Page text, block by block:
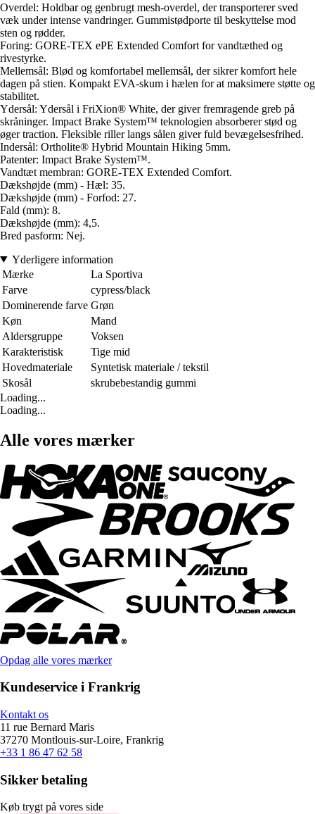
Overdel: Holdbar og genbrugt mesh-overdel, der transporterer sved
væk under intense vandringer. Gummistødporte til beskyttelse mod
sten og rødder.
Foring: GORE-TEX ePE Extended Comfort for vandtæthed og
rivestyrke.
Mellemsål: Blød og komfortabel mellemsål, der sikrer komfort hele
dagen på stien. Kompakt EVA-skum i hælen for at maksimere støtte og
stabilitet.
Ydersål: Ydersål i FriXion® White, der giver fremragende greb på
skråninger. Impact Brake System™ teknologien absorberer stød og
øger traction. Fleksible riller langs sålen giver fuld bevægelsesfrihed.
Indersål: Ortholite® Hybrid Mountain Hiking 5mm.
Patenter: Impact Brake System™.
Vandtæt membran: GORE-TEX Extended Comfort.
Dækshøjde (mm) - Hæl: 35.
Dækshøjde (mm) - Forfod: 27.
Fald (mm): 8.
Dækshøjde (mm): 4,5.
Bred pasform: Nej.
Yderligere information
Mærke
La Sportiva
Farve
cypress/black
Dominerende farve Grøn
Køn
Mand
Aldersgruppe
Voksen
Karakteristisk
Tige mid
Hovedmateriale
Syntetisk materiale / tekstil
Skosål
skrubebestandig gummi
Loading...
Loading...
Alle vores mærker
Opdag alle vores mærker
Kundeservice i Frankrig
Kontakt os
11 rue Bernard Maris
37270 Montlouis-sur-Loire, Frankrig
+33 1 86 47 62 58
Sikker betaling
Køb trygt på vores side